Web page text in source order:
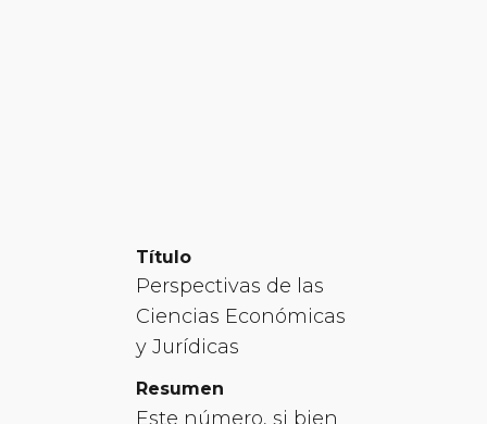
Título
Perspectivas de las
Ciencias Económicas
y Jurídicas
Resumen
Este número, si bien